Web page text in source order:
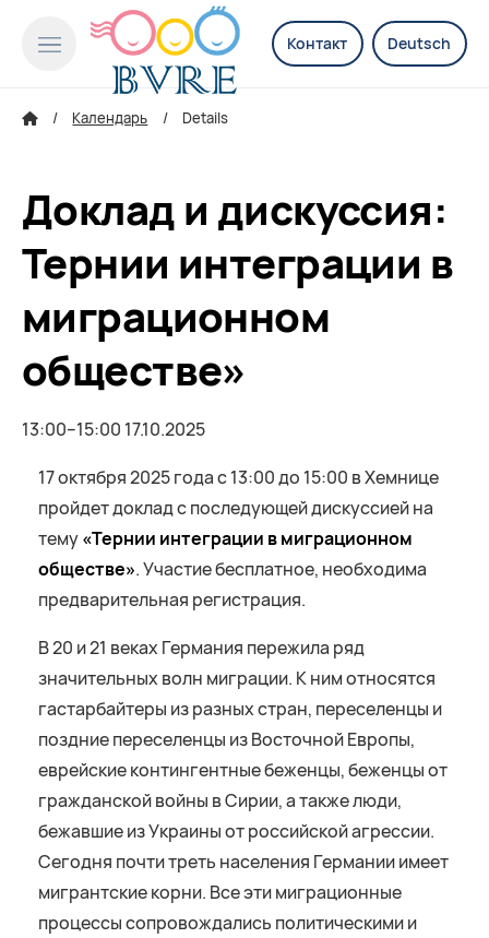
Контакт Deutsch
Календарь Details
Доклад и дискуссия:
Тернии интеграции в
миграционном
обществе»
13:00–15:00 17.10.2025
17 октября 2025 года с 13:00 до 15:00 в Хемнице
пройдет доклад с последующей дискуссией на
тему«Тернии интеграции в миграционном
обществе». Участие бесплатное, необходима
предварительная регистрация.
В 20 и 21 веках Германия пережила ряд
значительных волн миграции. К ним относятся
гастарбайтеры из разных стран, переселенцы и
поздние переселенцы из Восточной Европы,
еврейские контингентные беженцы, беженцы от
гражданской войны в Сирии, а также люди,
бежавшие из Украины от российской агрессии.
Сегодня почти треть населения Германии имеет
мигрантские корни. Все эти миграционные
процессы сопровождались политическими и